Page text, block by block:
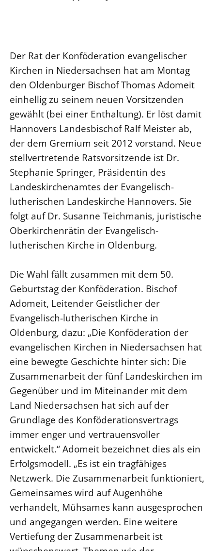
Der Rat der Konföderation evangelischer
Kirchen in Niedersachsen hat am Montag
den Oldenburger Bischof Thomas Adomeit
einhellig zu seinem neuen Vorsitzenden
gewählt (bei einer Enthaltung). Er löst damit
Hannovers Landesbischof Ralf Meister ab,
der dem Gremium seit 2012 vorstand. Neue
stellvertretende Ratsvorsitzende ist Dr.
Stephanie Springer, Präsidentin des
Landeskirchenamtes der Evangelisch-
lutherischen Landeskirche Hannovers. Sie
folgt auf Dr. Susanne Teichmanis, juristische
Oberkirchenrätin der Evangelisch-
lutherischen Kirche in Oldenburg.
Die Wahl fällt zusammen mit dem 50.
Geburtstag der Konföderation. Bischof
Adomeit, Leitender Geistlicher der
Evangelisch-lutherischen Kirche in
Oldenburg, dazu: „Die Konföderation der
evangelischen Kirchen in Niedersachsen hat
eine bewegte Geschichte hinter sich: Die
Zusammenarbeit der fünf Landeskirchen im
Gegenüber und im Miteinander mit dem
Land Niedersachsen hat sich auf der
Grundlage des Konföderationsvertrags
immer enger und vertrauensvoller
entwickelt.“ Adomeit bezeichnet dies als ein
Erfolgsmodell. „Es ist ein tragfähiges
Netzwerk. Die Zusammenarbeit funktioniert,
Gemeinsames wird auf Augenhöhe
verhandelt, Mühsames kann ausgesprochen
und angegangen werden. Eine weitere
Vertiefung der Zusammenarbeit ist
LANDESKIRCHENAMT
Willkommen
Kollegium
Abteilungen des Landeskirchenamts
Rechnungsprüfungsamt
Fachstelle Sexualisierte Gewalt
Beschwerdestellen
Kirchenämter
Gleichstellung
Datenschutz
Geschäftsstelle Landessynode
LANDESSYNODE
27. Landessynode
MITARBEIT
Ehrenamt
Beruf
Freie Stellen
BIBLIOTHEK & ARCHIV
SERVICE
Älterwerden im Pfarrberuf
Beteiligungsverfahren
Beschwerdestellen
Ephoralbüro
Finanzplanung
Fundraising
IT-Service
Corporate Design
Interventionsplan
Positionen
Ökumene
Religionen
Nachhaltigkeit
Erneuerbare Energien
Mobilität
Naturschutz
Gebäude
Barrierefreiheit
Presse
Freie Stellen
Service für Gemeinden
Suche